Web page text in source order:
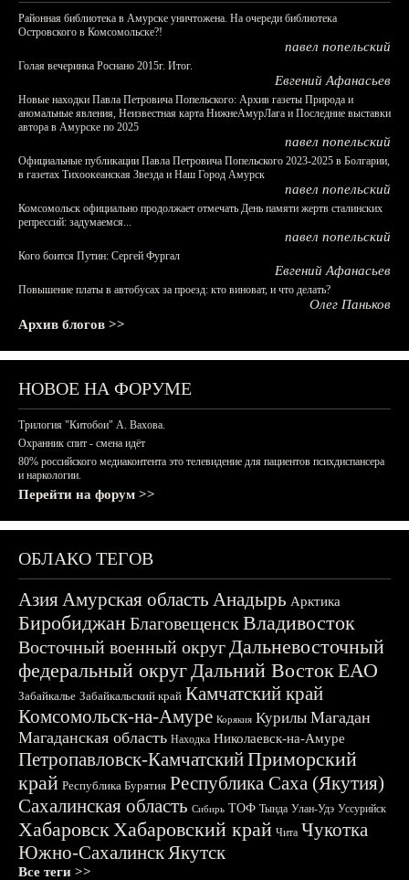
Районная библиотека в Амурске уничтожена. На очереди библиотека
Островского в Комсомольске?!
павел попельский
Голая вечеринка Роснано 2015г. Итог.
Евгений Афанасьев
Новые находки Павла Петровича Попельского: Архив газеты Природа и
аномальные явления, Неизвестная карта НижнеАмурЛага и Последние выставки
автора в Амурске по 2025
павел попельский
Официальные публикации Павла Петровича Попельского 2023-2025 в Болгарии,
в газетах Тихоокеанская Звезда и Наш Город Амурск
павел попельский
Комсомольск официально продолжает отмечать День памяти жертв сталинских
репрессий: задумаемся...
павел попельский
Кого боится Путин: Сергей Фургал
Евгений Афанасьев
Повышение платы в автобусах за проезд: кто виноват, и что делать?
Олег Паньков
Архив блогов >>
НОВОЕ НА ФОРУМЕ
Трилогия "Китобои" А. Вахова.
Охранник спит - смена идёт
80% российского медиаконтента это телевидение для пациентов психдиспансера
и наркологии.
Перейти на форум >>
ОБЛАКО ТЕГОВ
АзияАмурская область Анадырь Арктика
БиробиджанБлаговещенскВладивосток
Восточный военный округДальневосточный
федеральный округДальний ВостокЕАО
Забайкалье Забайкальский край Камчатский край
Комсомольск-на-Амуре Корякия Курилы Магадан
Магаданская область Находка Николаевск-на-Амуре
Петропавловск-КамчатскийПриморский
край Республика Бурятия Республика Саха (Якутия)
Сахалинская область Сибирь ТОФ Тында Улан-Удэ Уссурийск
ХабаровскХабаровский край Чита Чукотка
Южно-СахалинскЯкутск
Все теги >>